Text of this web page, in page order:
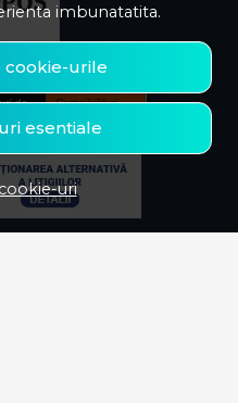
imbunatatita.
cookie-urile
esentiale
uri